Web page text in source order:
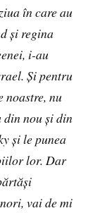
în care au
și regina
i-au
Și pentru
noastre, nu
din nou și din
și le punea
lor. Dar
vai de mi